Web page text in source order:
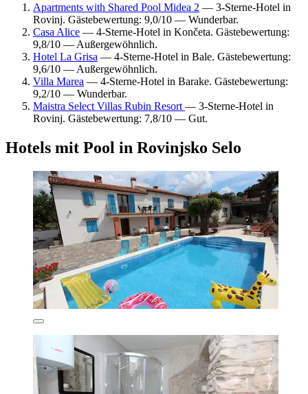
Apartments with Shared Pool Midea 2 — 3-Sterne-Hotel in
Rovinj. Gästebewertung: 9,0/10 — Wunderbar.
Casa Alice — 4-Sterne-Hotel in Končeta. Gästebewertung:
9,8/10 — Außergewöhnlich.
Hotel La Grisa — 4-Sterne-Hotel in Bale. Gästebewertung:
9,6/10 — Außergewöhnlich.
Villa Marea — 4-Sterne-Hotel in Barake. Gästebewertung:
9,2/10 — Wunderbar.
Maistra Select Villas Rubin Resort — 3-Sterne-Hotel in
Rovinj. Gästebewertung: 7,8/10 — Gut.
Hotels mit Pool in Rovinjsko Selo